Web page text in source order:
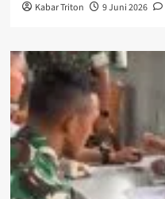
Kabar Triton 9 Juni 2026